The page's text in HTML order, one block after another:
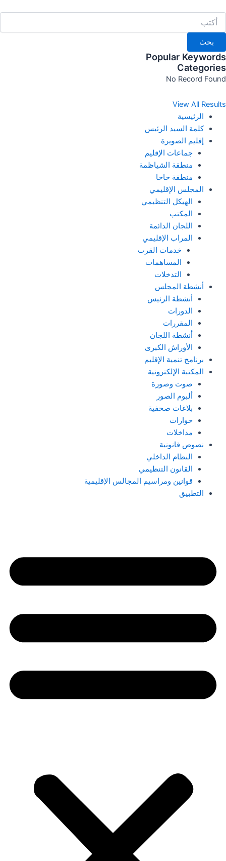
إلى
المحتوى
بحث
Popular Keywords
Categories
No Record Found
View All Results
الرئيسية
كلمة السيد الرئيس
إقليم الصويرة
جماعات الإقليم
منطقة الشياظمة
منطقة حاحا
المجلس الإقليمي
الهيكل التنظيمي
المكتب
اللجان الدائمة
المراب الإقليمي
خدمات القرب
المساهمات
التدخلات
أنشطة المجلس
أنشطة الرئيس
الدورات
المقررات
أنشطة اللجان
الأوراش الكبرى
برنامج تنمية الإقليم
المكتبة الإلكترونية
صوت وصورة
ألبوم الصور
بلاغات صحفية
حوارات
مداخلات
نصوص قانونية
النظام الداخلي
القانون التنظيمي
قوانين ومراسيم المجالس الإقليمية
التطبيق